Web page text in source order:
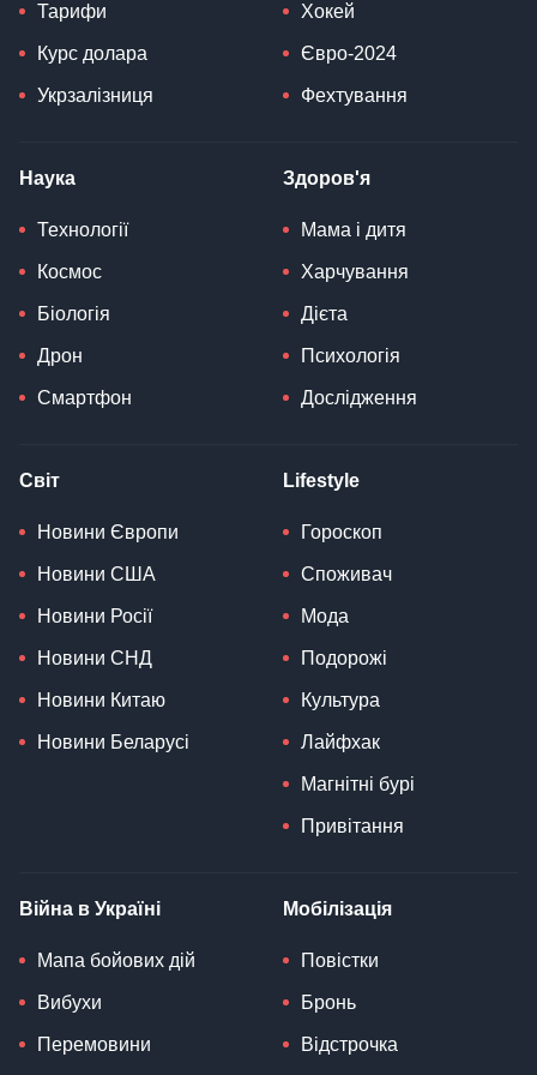
Тарифи
Курс долара
Укрзалізниця
Хокей
Євро-2024
Фехтування
Наука
Технології
Космос
Біологія
Дрон
Смартфон
Здоров'я
Мама і дитя
Харчування
Дієта
Психологія
Дослідження
Світ
Новини Європи
Новини США
Новини Росії
Новини СНД
Новини Китаю
Новини Беларусі
Lifestyle
Гороскоп
Споживач
Мода
Подорожі
Культура
Лайфхак
Магнітні бурі
Привітання
Війна в Україні
Мапа бойових дій
Вибухи
Перемовини
Мобілізація
Повістки
Бронь
Відстрочка